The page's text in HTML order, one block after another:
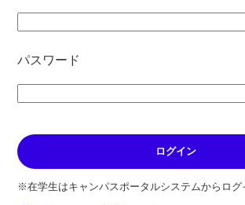
パスワード
※在学生はキャンパスポータルシステムからログ